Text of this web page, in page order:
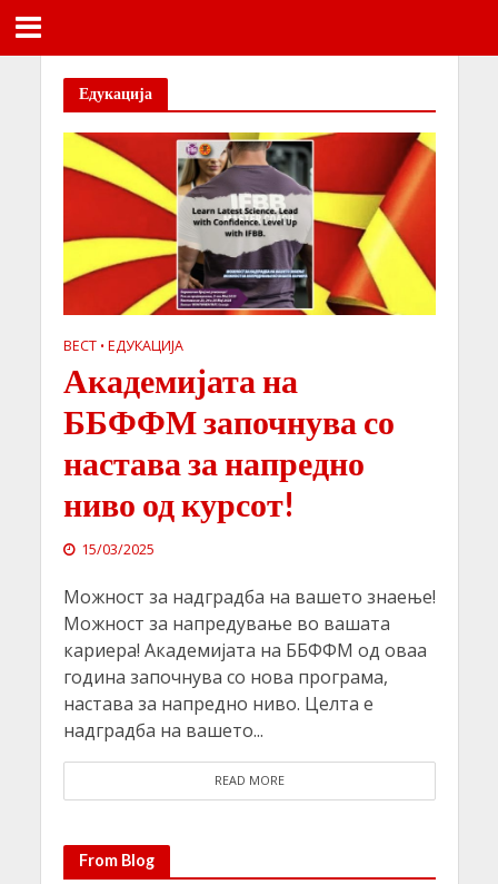
Едукација
ВЕСТ • ЕДУКАЦИЈА
Академијата на
ББФФМ започнува со
настава за напредно
ниво од курсот!
15/03/2025
Можност за надградба на вашето знаење!
Можност за напредување во вашата
кариера! Академијата на ББФФМ од оваа
година започнува со нова програма,
настава за напредно ниво. Целта е
надградба на вашето...
READ MORE
From Blog